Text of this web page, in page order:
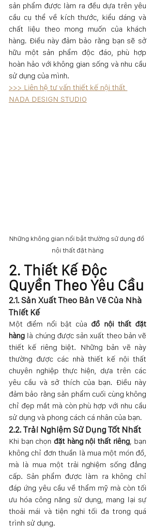
sản phẩm được làm ra đều dựa trên yêu
cầu cụ thể về kích thước, kiểu dáng và
chất liệu theo mong muốn của khách
hàng. Điều này đảm bảo rằng bạn sẽ sở
hữu một sản phẩm độc đáo, phù hợp
hoàn hảo với không gian sống và nhu cầu
sử dụng của mình.
>>> Liên hệ tư vấn thiết kế nội thất
NADA DESIGN STUDIO
Những không gian nổi bật thường sử dụng đồ
nội thất đặt hàng
2. Thiết Kế Độc
Quyền Theo Yêu Cầu
2.1. Sản Xuất Theo Bản Vẽ Của Nhà
Thiết Kế
Một điểm nổi bật của đồ nội thất đặt
hàng là chúng được sản xuất theo bản vẽ
thiết kế riêng biệt. Những bản vẽ này
thường được các nhà thiết kế nội thất
chuyên nghiệp thực hiện, dựa trên các
yêu cầu và sở thích của bạn. Điều này
đảm bảo rằng sản phẩm cuối cùng không
chỉ đẹp mắt mà còn phù hợp với nhu cầu
sử dụng và phong cách cá nhân của bạn.
2.2. Trải Nghiệm Sử Dụng Tốt Nhất
Khi bạn chọn đặt hàng nội thất riêng , bạn
không chỉ đơn thuần là mua một món đồ,
mà là mua một trải nghiệm sống đẳng
cấp. Sản phẩm được làm ra không chỉ
đáp ứng yêu cầu về thẩm mỹ mà còn tối
ưu hóa công năng sử dụng, mang lại sự
thoải mái và tiện nghi tối đa trong quá
trình sử dụng.